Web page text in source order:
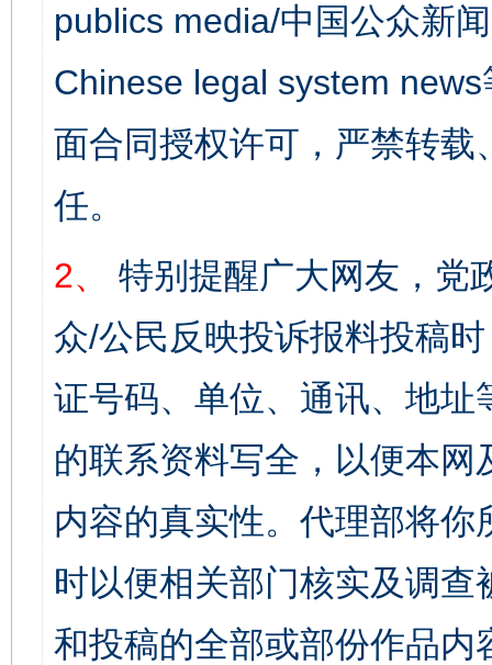
publics media/中国公众新
Chinese legal system
面合同授权许可，严禁转
任。
2、
特别提醒广大网友，党
众/公民反映投诉报料投稿
证号码、单位、通讯、地
的联系资料写全，以便本
内容的真实性。代理部将
时以便相关部门核实及调
和投稿的全部或部份作品